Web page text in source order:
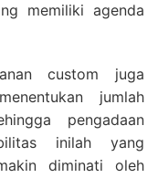
memiliki agenda
custom juga
jumlah
pengadaan
inilah yang
diminati oleh